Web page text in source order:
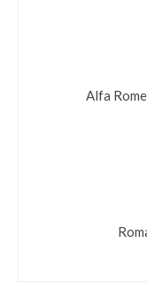
Alfa